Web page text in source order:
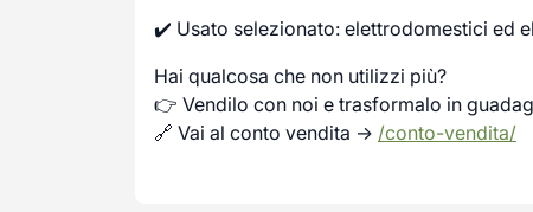
✔️ Usato selezionato: elettrodomestici ed
Hai qualcosa che non utilizzi più?
👉 Vendilo con noi e trasformalo in
🔗 Vai al conto vendita → /conto-vendita/